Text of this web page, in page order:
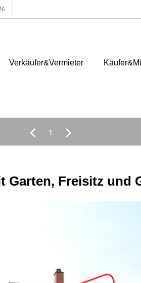
Verkäufer&Vermieter
1
Garten, Freisitz und